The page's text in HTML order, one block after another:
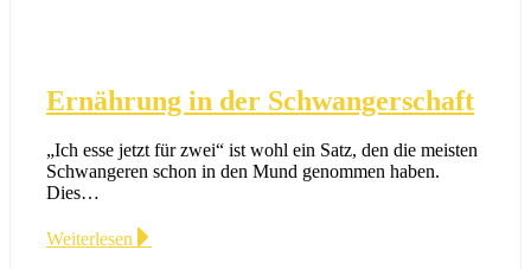
Ernährung in der Schwangerschaft
„Ich esse jetzt für zwei“ ist wohl ein Satz, den die meisten
Schwangeren schon in den Mund genommen haben.
Dies…
Weiterlesen